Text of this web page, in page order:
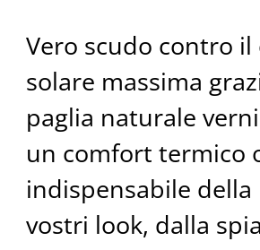
Vero scudo contro
solare massima
paglia naturale
un comfort termico
indispensabile
vostri look, dalla